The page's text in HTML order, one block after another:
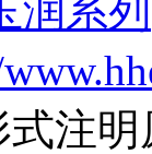
润系列
注